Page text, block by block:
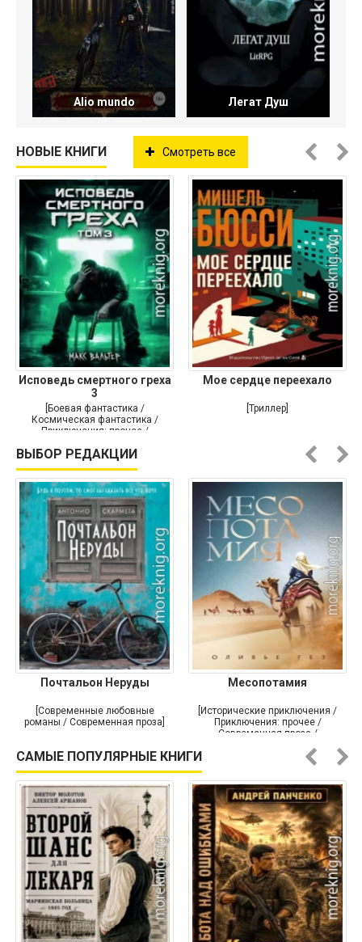
Alio mundo Легат Душ
НОВЫЕ КНИГИ Смотреть все
Исповедь смертного греха
3
[Боевая фантастика /
Космическая фантастика /
Приключения: прочее /
Мое сердце переехало
[Триллер]
ВЫБОР РЕДАКЦИИ
Почтальон Неруды
[Современные любовные
романы / Современная проза]
Месопотамия
[Исторические приключения /
Приключения: прочее /
Современная проза /
САМЫЕ ПОПУЛЯРНЫЕ КНИГИ